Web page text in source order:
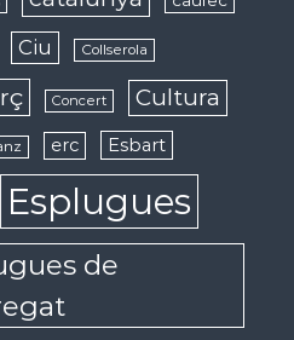
Ciu Collserola
Concert Cultura
erc Esbart
Esplugues
de